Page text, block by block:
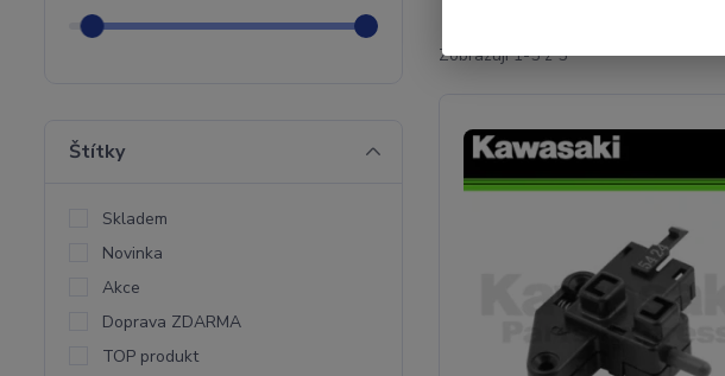
Zobrazuji 1-5 z 5
Štítky
Skladem
Novinka
Akce
Doprava ZDARMA
TOP produkt